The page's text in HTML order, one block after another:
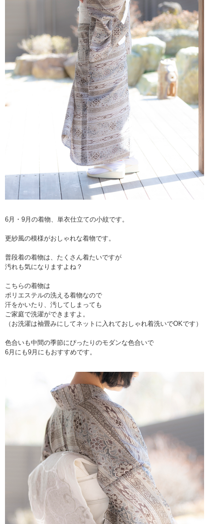
6月・9月の着物、単衣仕立ての小紋です。
更紗風の模様がおしゃれな着物です。
普段着の着物は、たくさん着たいですが
汚れも気になりますよね？
こちらの着物は
ポリエステルの洗える着物なので
汗をかいたり、汚してしまっても
ご家庭で洗濯ができますよ。
（お洗濯は袖畳みにしてネットに入れておしゃれ着洗いでOKです）
色合いも中間の季節にぴったりのモダンな色合いで
6月にも9月にもおすすめです。